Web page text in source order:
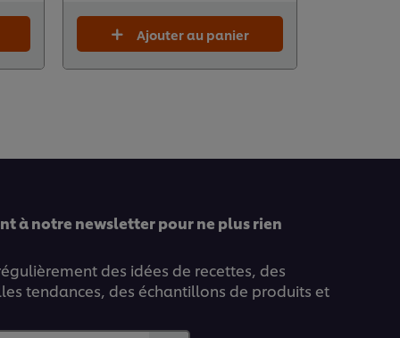
Ajouter au panier
à notre newsletter pour ne plus rien
des idées de recettes, des
tendances, des échantillons de produits et